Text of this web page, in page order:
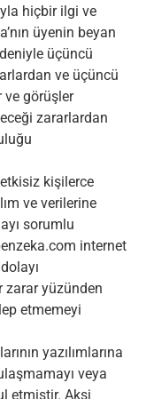
hiçbir ilgi ve
üyenin beyan
üçüncü
ve üçüncü
ve görüşler
zararlardan
kişilerce
ve verilerine
sorumlu
internet
zarar yüzünden
etmemeyi
yazılımlarına
veya
etmiştir. Aksi